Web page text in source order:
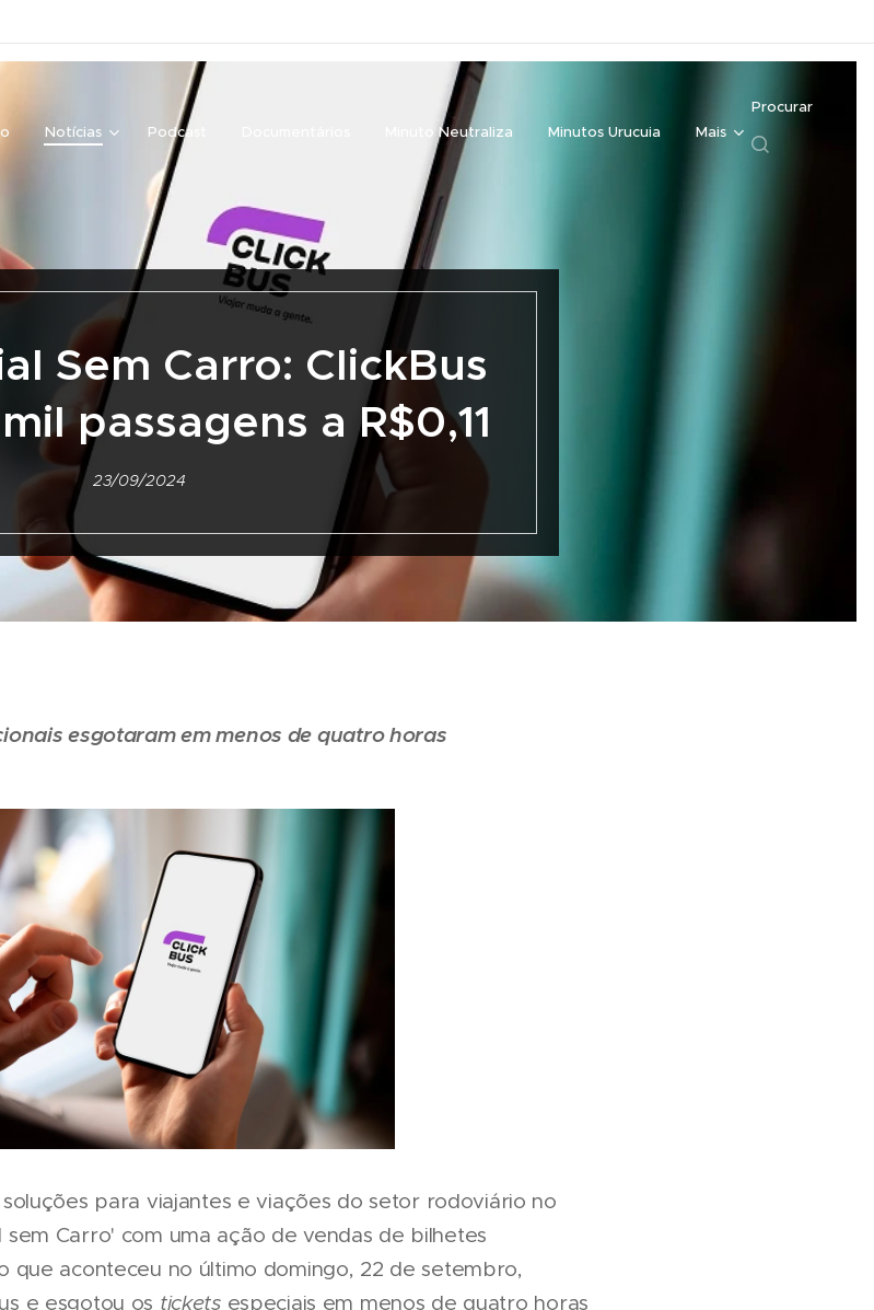
Notícias Podcast Minuto Neutraliza Minutos Urucuia Mais
Procurar
Sem Carro: ClickBus
passagens a R$0,11
23/09/2024
esgotaram em menos de quatro horas
para viajantes e viações do setor rodoviário no
sem Carro' com uma ação de vendas de bilhetes
que aconteceu no último domingo, 22 de setembro,
e esgotou os tickets especiais em menos de quatro horas